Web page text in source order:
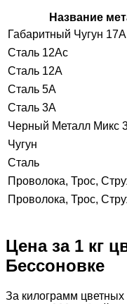
Название
Габаритный Чугун 17А
Сталь 12Ас
Сталь 12А
Сталь 5А
Сталь 3А
Черный Металл Микс
Чугун
Сталь
Проволока, Трос,
Проволока, Трос,
Цена за 1 кг
Бессоновке
За килограмм